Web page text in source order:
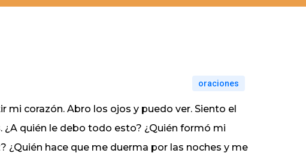
oraciones
mi corazón. Abro los ojos y puedo ver. Siento el
quién le debo todo esto? ¿Quién formó mi
¿Quién hace que me duerma por las noches y me